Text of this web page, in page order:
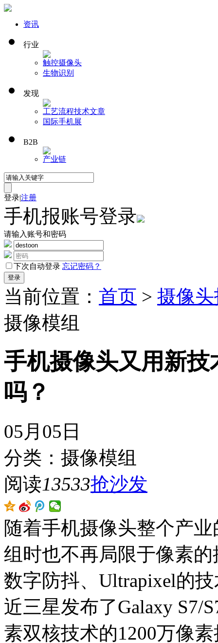
资讯
行业
触控摄像头
生物识别
发现
工艺流程技术文章
国际手机展
B2B
产业链
登录|注册
手机报账号登录
请输入账号和密码
下次自动登录 忘记密码？
当前位置： 首页 > 摄像
摄像模组
手机摄像头又用新
吗？
05月05日
分类：摄像模组
阅读13533抢沙发
随着手机摄像头整个产
组时也不再局限于像素
数字防抖、Ultrapixel的
近三星发布了Galaxy S7/
素双核技术的1200万像